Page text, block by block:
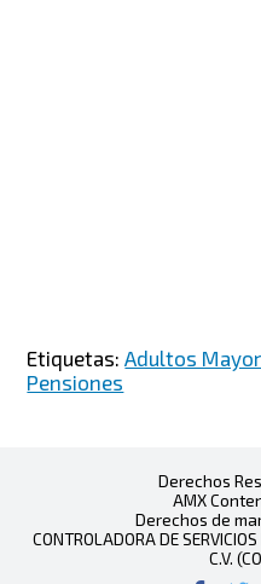
Etiquetas:Adultos
Pensiones
Derechos
AMX
Derechos de
CONTROLADORA DE
C.V.